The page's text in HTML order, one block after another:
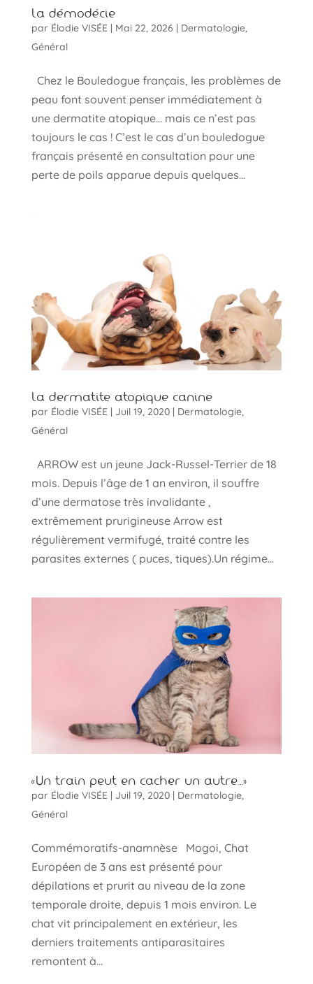
La démodécie
par Élodie VISÉE| Mai 22, 2026 | Dermatologie,
Général
Chez le Bouledogue français, les problèmes de
peau font souvent penser immédiatement à
une dermatite atopique… mais ce n’est pas
toujours le cas ! C’est le cas d’un bouledogue
français présenté en consultation pour une
perte de poils apparue depuis quelques...
La dermatite atopique canine
par Élodie VISÉE| Juil 19, 2020| Dermatologie,
Général
ARROW est un jeune Jack-Russel-Terrier de 18
mois. Depuis l’âge de 1 an environ, il souffre
d’une dermatose très invalidante ,
extrêmement prurigineuse Arrow est
régulièrement vermifugé, traité contre les
parasites externes ( puces, tiques).Un régime...
«Un train peut en cacher un autre…»
par Élodie VISÉE| Juil 19, 2020| Dermatologie,
Général
Commémoratifs-anamnèse Mogoi, Chat
Européen de 3 ans est présenté pour
dépilations et prurit au niveau de la zone
temporale droite, depuis 1 mois environ. Le
chat vit principalement en extérieur, les
derniers traitements antiparasitaires
remontent à...